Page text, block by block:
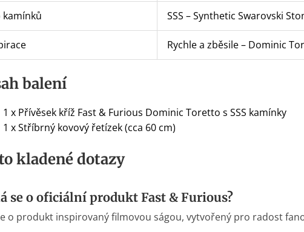
kamínků SSS – Synthetic Swarovski
Rychle a zběsile – Dominic
balení
1 x Přívěsek kříž Fast & Furious Dominic Toretto s SSS kamínky
1 x Stříbrný kovový řetízek (cca 60 cm)
kladené dotazy
se o oficiální produkt Fast & Furious?
o produkt inspirovaný filmovou ságou, vytvořený pro radost